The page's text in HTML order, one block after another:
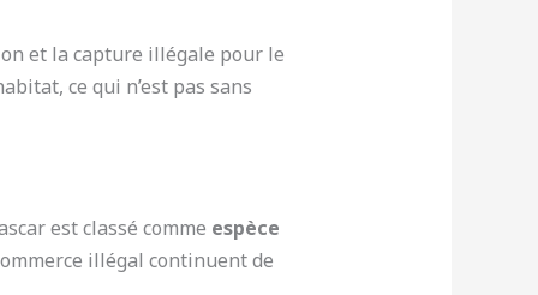
et la capture illégale pour le
ce qui n’est pas sans
est classé comme espèce
illégal continuent de